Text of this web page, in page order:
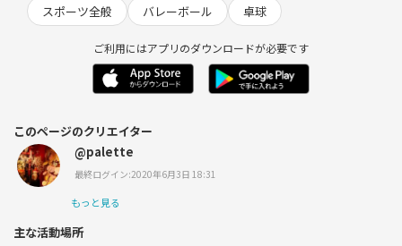
スポーツ全般 バレーボール 卓球
ご利用にはアプリのダウンロードが必要です
このページのクリエイター
@palette
最終ログイン:2020年6月3日 18:31
もっと見る
主な活動場所